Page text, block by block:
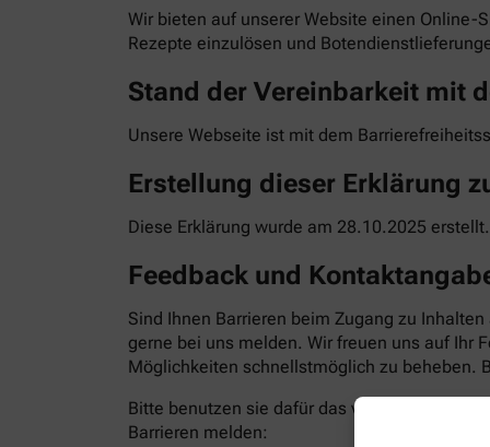
Wir bieten auf unserer Website einen Online-
Rezepte einzulösen und
Stand der Vereinbarkeit mit
Unsere Webseite ist mit dem
Erstellung dieser Erklärung
Diese Erklärung wurde am 28.10.2025
Feedback und
Sind Ihnen Barrieren beim Zugang zu
gerne bei uns melden. Wir freuen uns auf Ihr
Möglichkeiten schnellstmöglich zu beheben.
Bitte benutzen sie dafür das vorgesehene
Barrieren melden: